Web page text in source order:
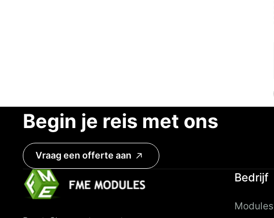
Begin je reis met ons
Vraag een offerte aan
Bedrijf
Modules